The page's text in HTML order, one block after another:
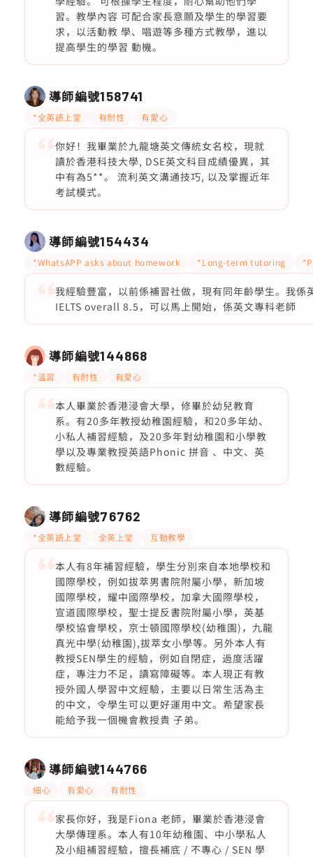
習。教學內容 可配合家長意願及學生的學習要
求，以活動教 學、唱遊等多種方式教學，進以
提高學生的學習 動機。
導師編號158741
*全英語上堂 有耐性 有愛心
你好！我畢業於九龍塘英文傳統女名校，現就
讀於香港科技大學, DSE英文科目成績優異，其
中有為5**。 流利英文溝通技巧, 以及掌握近年
考試模式。
導師編號154434
*WhatsAPP asks about homework *Long-term tutoring
我經驗豐富，以前係補習社做，現有同年齡學生。我
IELTS overall 8.5，可以馬上開始，係英文專科老師
導師編號144868
*溫習 有耐性 有愛心
本人畢業於香港浸會大學，修畢於幼兒教育
系。有20多年教授幼稚園經驗，和20多年幼、
小私人補習經驗，及20多年對幼稚園和小學教
學以及專業教授英語Phonic 拼音 、中文、英
數經驗。
導師編號76762
*全英語上堂 全英上堂 互動教學
本人有8年補習經驗，學生分別來自本地學校和
國際學校，例如拔萃男書院附屬小學，新加坡
國際學校，耀中國際學校，加拿大國際學校，
宣道國際學校，聖士提反書院附屬小學，英基
學校協會學校，京士頓國際學校(幼稚園)，九龍
真光中學(幼稚園),拔萃女小學等。另外本人有
教授SEN學生的經驗，例如自閉症，過度活躍
症，專注力不足，讀寫障礙等。本人現正有教
授外國人學習中文經驗，主要以日常生活為主
的中文，令學生可以更好運用中文。希望家長
能給予我一個機會教授貴 子弟。
導師編號144766
細心 有愛心 有耐性
家長你好，我是Fiona 老師，畢業於香港浸會
大學傳理系。本人有10年幼稚園、中小學私人
及小組補習經驗，擅長補底 / 不專心 / SEN 學